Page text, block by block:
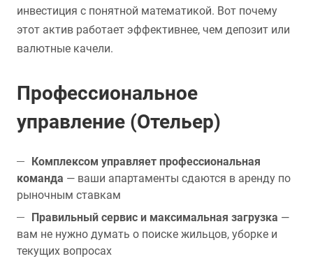
инвестиция с понятной математикой. Вот почему
этот актив работает эффективнее, чем депозит или
валютные качели.
Профессиональное
управление (Отельер)
Комплексом управляет профессиональная
команда — ваши апартаменты сдаются в аренду по
рыночным ставкам
Правильный сервис и максимальная загрузка —
вам не нужно думать о поиске жильцов, уборке и
текущих вопросах